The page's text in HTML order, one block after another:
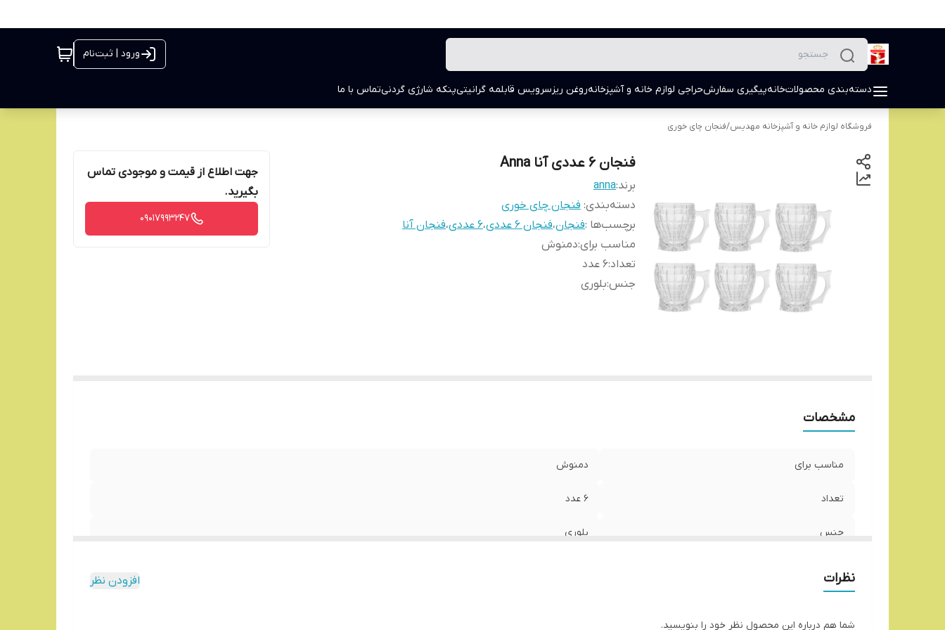
ورود | ثبت‌نام
دسته‌بندی محصولاتخانهپیگیری سفارشحراجی لوازم خانه و آشپزخانهروغن ریزسرویس قابلمه گرانیتیپنکه شارژی گردنیتماس با ما
فروشگاه لوازم خانه و آشپزخانه مهدیس/فنجان چای خوری
فنجان 6 عددی آنا Anna
برند:anna
دسته‌بندی: فنجان چای خوری
برچسب‌ها :فنجان،فنجان 6 عددی ،6 عددی ،فنجان آنا
مناسب برای:دمنوش
تعداد:6 عدد
جنس:بلوری
جهت اطلاع از قیمت و موجودی تماس
بگیرید.
09017993247
مشخصات
مناسب برای دمنوش
تعداد 6 عدد
جنس بلوری
نظرات افزودن نظر
شما هم درباره این محصول نظر خود را بنویسید.